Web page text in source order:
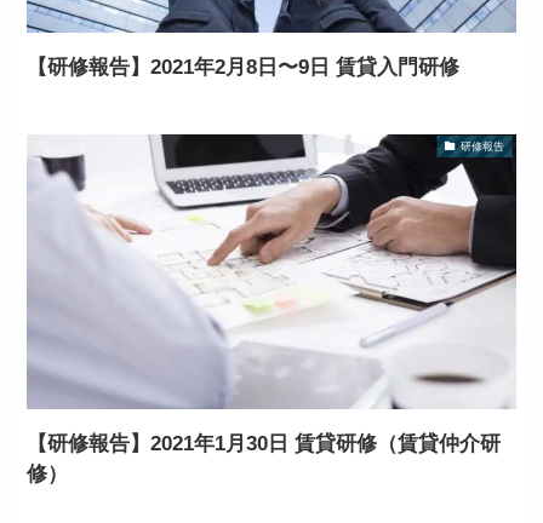
【研修報告】2021年2月8日〜9日 賃貸入門研修
研修報告
【研修報告】2021年1月30日 賃貸研修（賃貸仲介研
修）